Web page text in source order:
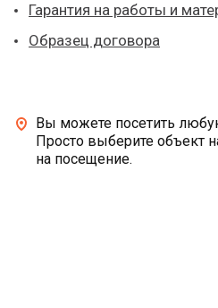
Гарантия на работы и
Образец договора
Вы можете посетить
Просто выберите объект
на посещение.